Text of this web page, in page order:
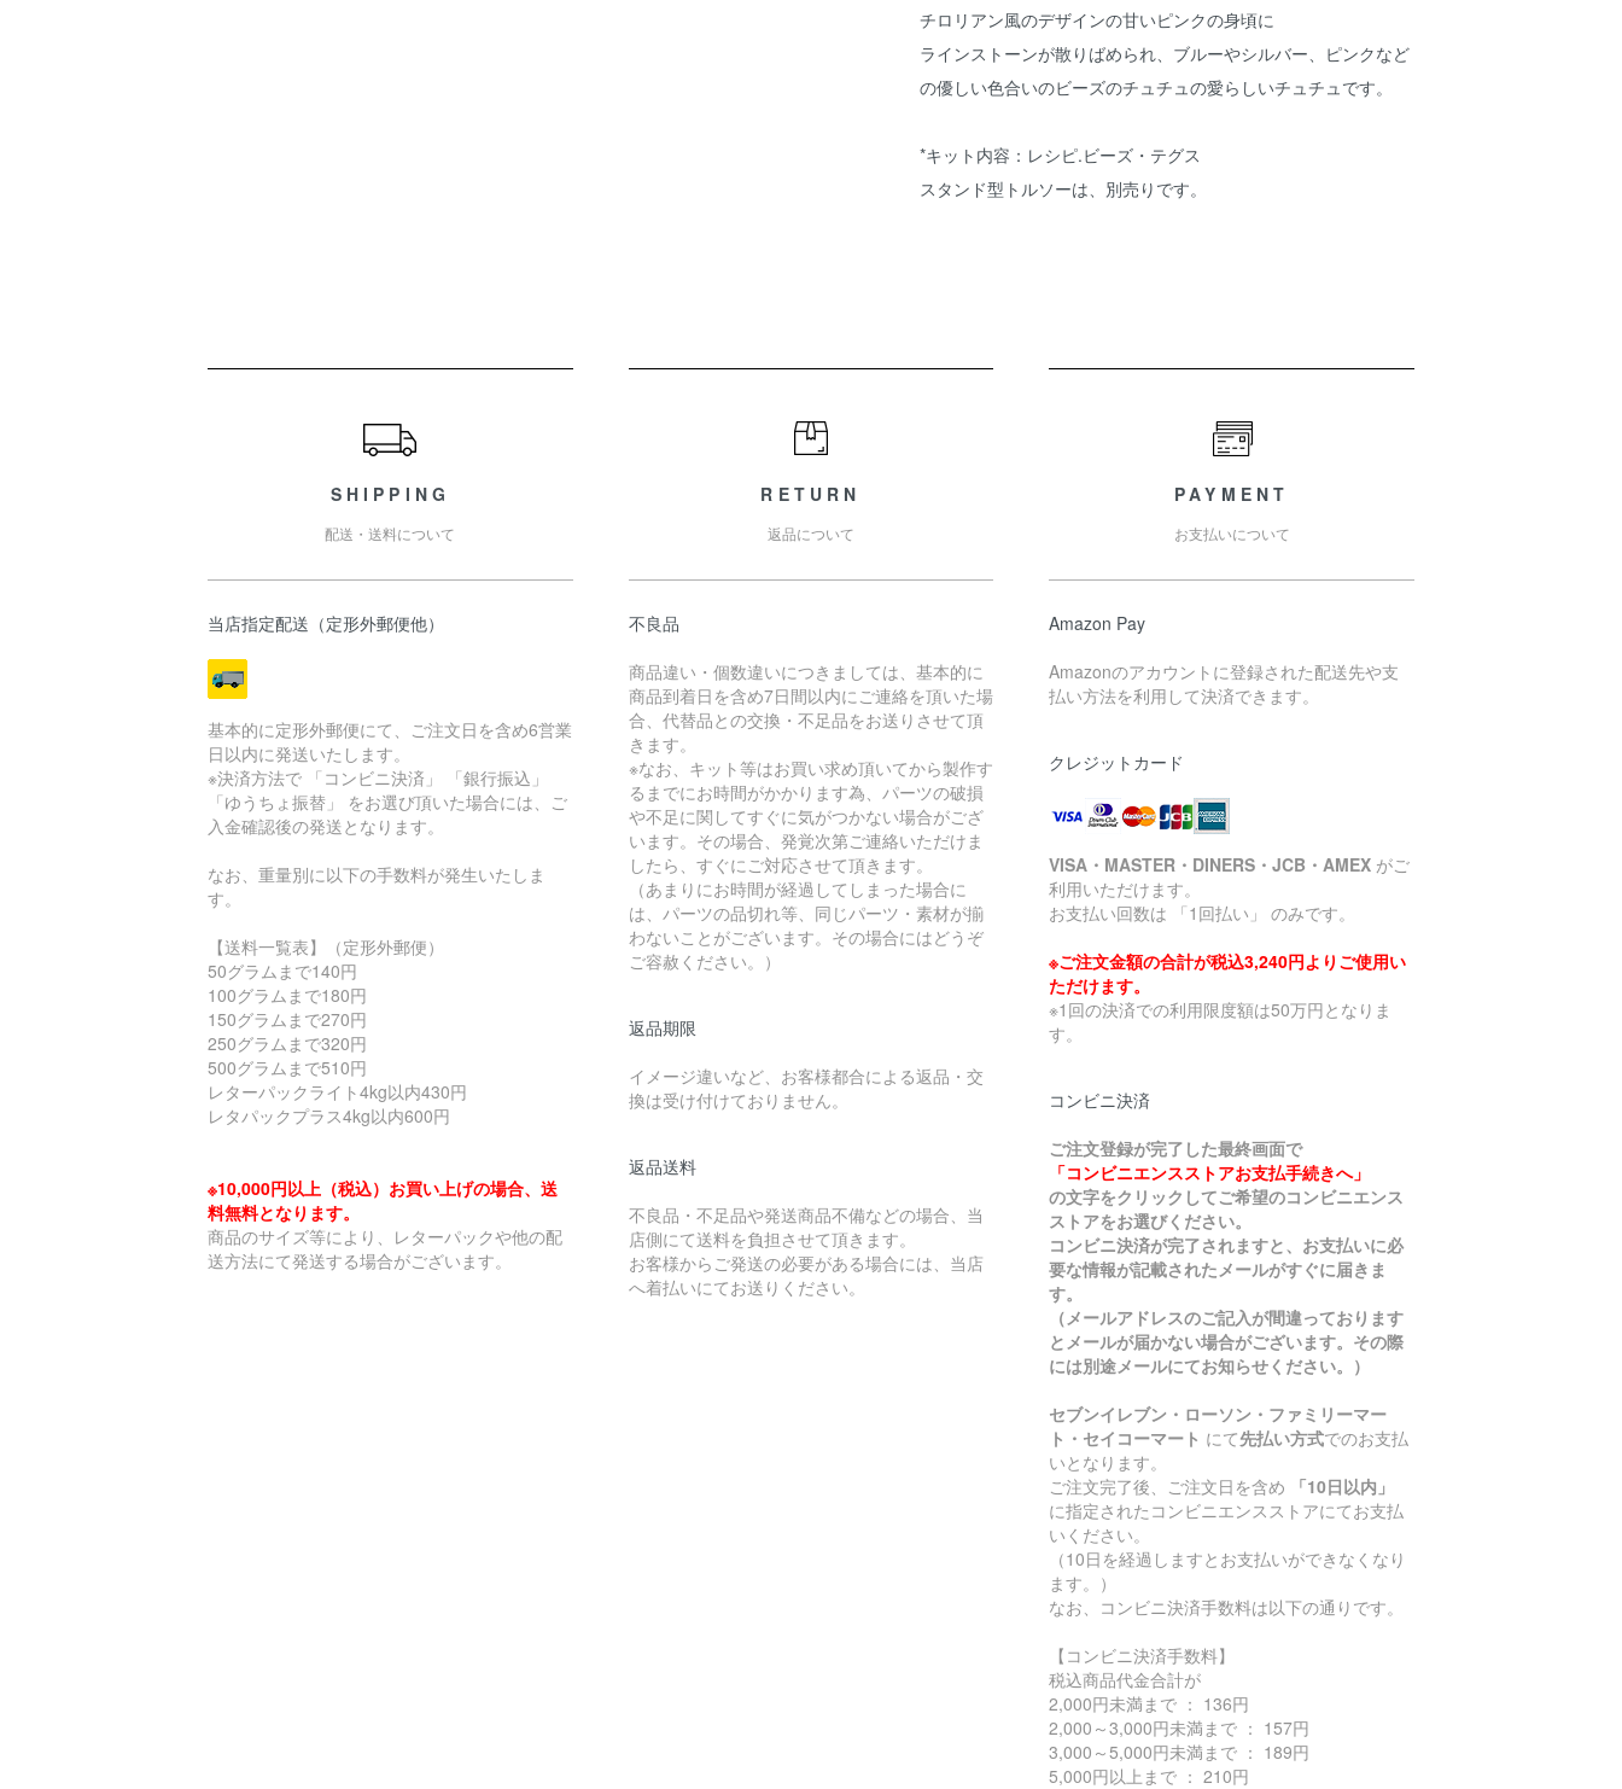
チロリアン風のデザインの甘いピンクの身頃に
ラインストーンが散りばめられ、ブルーやシルバー、ピンクなど
の優しい色合いのビーズのチュチュの愛らしいチュチュです。
*キット内容：レシピ.ビーズ・テグス
スタンド型トルソーは、別売りです。
SHIPPING
配送・送料について
当店指定配送（定形外郵便他）
基本的に定形外郵便にて、ご注文日を含め6営業
日以内に発送いたします。
※決済方法で 「コンビニ決済」 「銀行振込」
「ゆうちょ振替」 をお選び頂いた場合には、ご
入金確認後の発送となります。
なお、重量別に以下の手数料が発生いたしま
す。
【送料一覧表】（定形外郵便）
50グラムまで140円
100グラムまで180円
150グラムまで270円
250グラムまで320円
500グラムまで510円
レターパックライト4kg以内430円
レタパックプラス4kg以内600円
※10,000円以上（税込）お買い上げの場合、送
料無料となります。
商品のサイズ等により、レターパックや他の配
送方法にて発送する場合がございます。
RETURN
返品について
不良品
商品違い・個数違いにつきましては、基本的に
商品到着日を含め7日間以内にご連絡を頂いた場
合、代替品との交換・不足品をお送りさせて頂
きます。
※なお、キット等はお買い求め頂いてから製作す
るまでにお時間がかかります為、パーツの破損
や不足に関してすぐに気がつかない場合がござ
います。その場合、発覚次第ご連絡いただけま
したら、すぐにご対応させて頂きます。
（あまりにお時間が経過してしまった場合に
は、パーツの品切れ等、同じパーツ・素材が揃
わないことがございます。その場合にはどうぞ
ご容赦ください。）
返品期限
イメージ違いなど、お客様都合による返品・交
換は受け付けておりません。
返品送料
不良品・不足品や発送商品不備などの場合、当
店側にて送料を負担させて頂きます。
お客様からご発送の必要がある場合には、当店
へ着払いにてお送りください。
PAYMENT
お支払いについて
Amazon Pay
Amazonのアカウントに登録された配送先や支
払い方法を利用して決済できます。
クレジットカード
VISA・MASTER・DINERS・JCB・AMEX がご
利用いただけます。
お支払い回数は 「1回払い」 のみです。
※ご注文金額の合計が税込3,240円よりご使用い
ただけます。
※1回の決済での利用限度額は50万円となりま
す。
コンビニ決済
ご注文登録が完了した最終画面で
「コンビニエンスストアお支払手続きへ」
の文字をクリックしてご希望のコンビニエンス
ストアをお選びください。
コンビニ決済が完了されますと、お支払いに必
要な情報が記載されたメールがすぐに届きま
す。
（メールアドレスのご記入が間違っております
とメールが届かない場合がございます。その際
には別途メールにてお知らせください。）
セブンイレブン・ローソン・ファミリーマー
ト・セイコーマート にて先払い方式でのお支払
いとなります。
ご注文完了後、ご注文日を含め
「10日以内」
に指定されたコンビニエンスストアにてお支払
いください。
（10日を経過しますとお支払いができなくなり
ます。）
なお、コンビニ決済手数料は以下の通りです。
【コンビニ決済手数料】
税込商品代金合計が
2,000円未満まで ： 136円
2,000～3,000円未満まで ： 157円
3,000～5,000円未満まで ： 189円
5,000円以上まで ： 210円